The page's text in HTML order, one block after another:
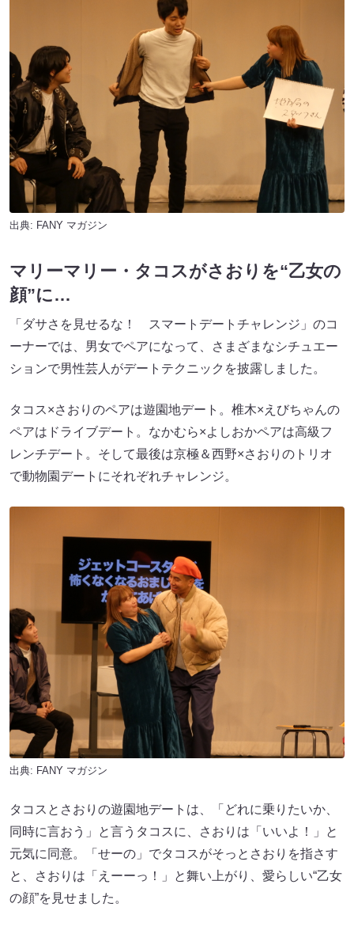
出典: FANY マガジン
マリーマリー・タコスがさおりを“乙女の
顔”に…
「ダサさを見せるな！ スマートデートチャレンジ」のコ
ーナーでは、男女でペアになって、さまざまなシチュエー
ションで男性芸人がデートテクニックを披露しました。
タコス×さおりのペアは遊園地デート。椎木×えびちゃんの
ペアはドライブデート。なかむら×よしおかペアは高級フ
レンチデート。そして最後は京極＆西野×さおりのトリオ
で動物園デートにそれぞれチャレンジ。
出典: FANY マガジン
タコスとさおりの遊園地デートは、「どれに乗りたいか、
同時に言おう」と言うタコスに、さおりは「いいよ！」と
元気に同意。「せーの」でタコスがそっとさおりを指さす
と、さおりは「えーーっ！」と舞い上がり、愛らしい“乙女
の顔”を見せました。